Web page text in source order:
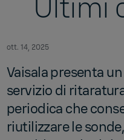
Ultimi
ott. 14, 2025
Vaisala presenta
servizio di
periodica che
riutilizzare le